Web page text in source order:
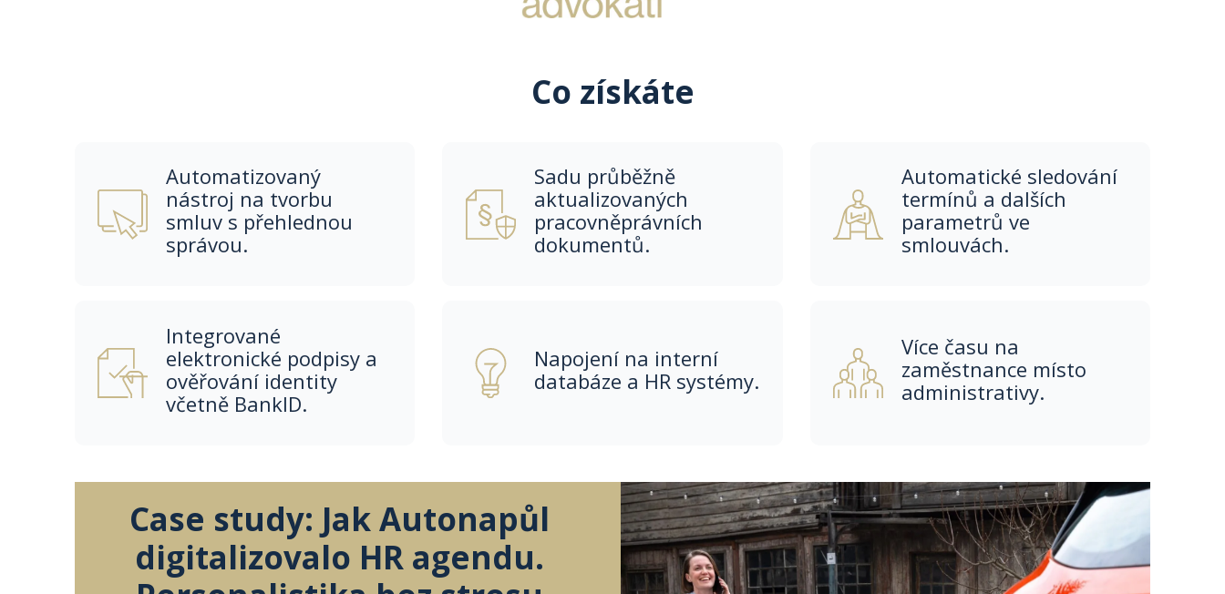
Co získáte
Automatizovaný
nástroj na tvorbu
smluv s přehlednou
správou.
Sadu průběžně
aktualizovaných
pracovněprávních
dokumentů.
Automatické sledování
termínů a dalších
parametrů ve
smlouvách.
Integrované
elektronické podpisy a
ověřování identity
včetně BankID.
Napojení na interní
databáze a HR systémy.
Více času na
zaměstnance místo
administrativy.
Case study: Jak Autonapůl
digitalizovalo HR agendu.